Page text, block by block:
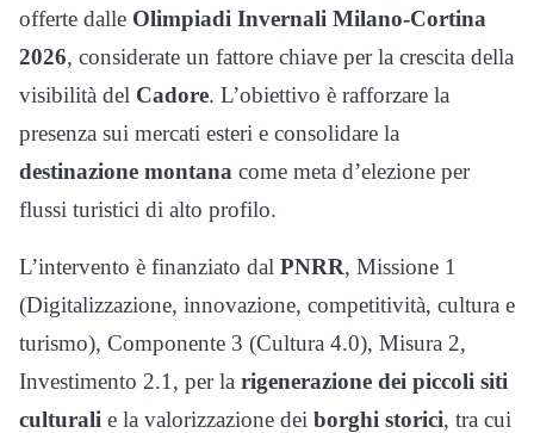
offerte dalle Olimpiadi Invernali Milano-Cortina
2026, considerate un fattore chiave per la crescita della
visibilità del Cadore. L’obiettivo è rafforzare la
presenza sui mercati esteri e consolidare la
destinazione montana come meta d’elezione per
flussi turistici di alto profilo.
L’intervento è finanziato dal PNRR, Missione 1
(Digitalizzazione, innovazione, competitività, cultura e
turismo), Componente 3 (Cultura 4.0), Misura 2,
Investimento 2.1, per la rigenerazione dei piccoli siti
culturali e la valorizzazione dei borghi storici, tra cui